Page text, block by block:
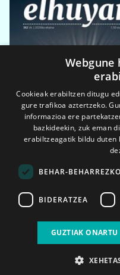
2026ko eka. 1a
Webgune
Cookieak erabiltzen ditugu
gure trafikoa aztertzeko.
informazioa ere
bazkideekin, zuk eman
erabiltzeagatik bildu duten
BEHAR-
BIDERATZEA
GUZTIAK ONARTU